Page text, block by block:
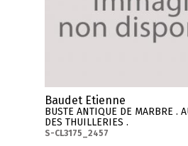
Baudet Etienne
BUSTE ANTIQUE DE MARBRE .
DES THUILLERIES .
S-CL3175_2457